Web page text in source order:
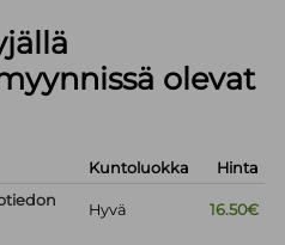
olevat
Kuntoluokka
Hinta
Hyvä 16.50€